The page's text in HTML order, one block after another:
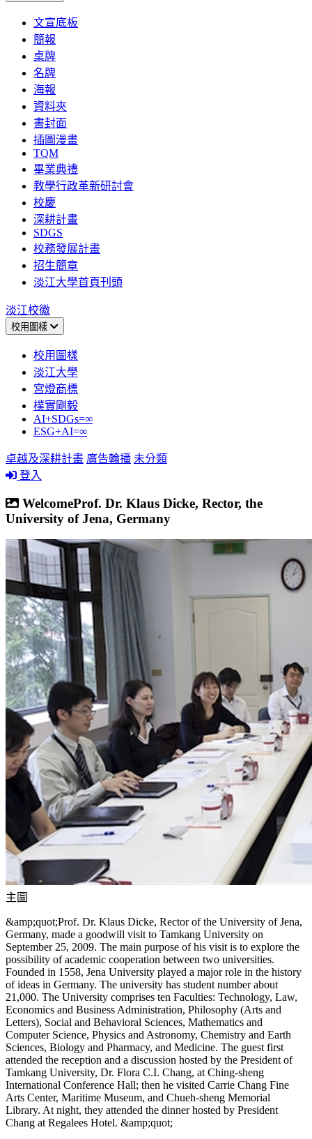
文宣底板
簡報
桌牌
名牌
海報
資料夾
書封面
插圖漫畫
TQM
畢業典禮
教學行政革新研討會
校慶
深耕計畫
SDGS
校務發展計畫
招生簡章
淡江大學首頁刊頭
淡江校徽
校用圖樣
校用圖樣
淡江大學
宮燈商標
樸實剛毅
AI+SDGs=∞
ESG+AI=∞
卓越及深耕計畫 廣告輪播 未分類
登入
WelcomeProf. Dr. Klaus Dicke, Rector, the
University of Jena, Germany
主圖
&amp;quot;Prof. Dr. Klaus Dicke, Rector of the University of Jena,
Germany, made a goodwill visit to Tamkang University on
September 25, 2009. The main purpose of his visit is to explore the
possibility of academic cooperation between two universities.
Founded in 1558, Jena University played a major role in the history
of ideas in Germany. The university has student number about
21,000. The University comprises ten Faculties: Technology, Law,
Economics and Business Administration, Philosophy (Arts and
Letters), Social and Behavioral Sciences, Mathematics and
Computer Science, Physics and Astronomy, Chemistry and Earth
Sciences, Biology and Pharmacy, and Medicine. The guest first
attended the reception and a discussion hosted by the President of
Tamkang University, Dr. Flora C.I. Chang, at Ching-sheng
International Conference Hall; then he visited Carrie Chang Fine
Arts Center, Maritime Museum, and Chueh-sheng Memorial
Library. At night, they attended the dinner hosted by President
Chang at Regalees Hotel. &amp;quot;